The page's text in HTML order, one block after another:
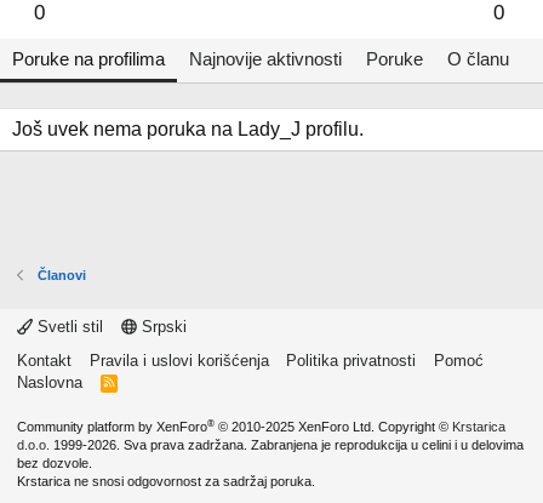
0 0
Poruke na profilima Najnovije aktivnosti Poruke O članu
Još uvek nema poruka na Lady_J profilu.
Članovi
Svetli stil
Srpski
Kontakt
Pravila i uslovi korišćenja Politika privatnosti
Pomoć
Naslovna
R
Community platform by XenForo® © 2010-2025 XenForo Ltd. Copyright © Krstarica
d.o.o. 1999-2026. Sva prava zadržana. Zabranjena je reprodukcija u celini i u delovima
bez dozvole.
Krstarica ne snosi odgovornost za sadržaj poruka.